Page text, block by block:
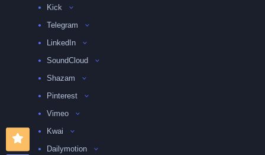
Kick
Telegram
LinkedIn
SoundCloud
Shazam
Pinterest
Vimeo
Kwai
Dailymotion